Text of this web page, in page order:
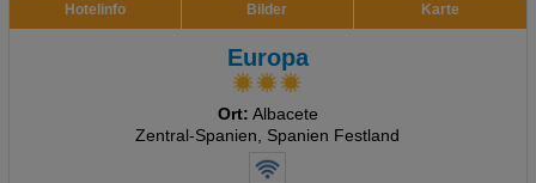
Hotelinfo Bilder Karte
Europa
Ort: Albacete
Zentral-Spanien, Spanien Festland